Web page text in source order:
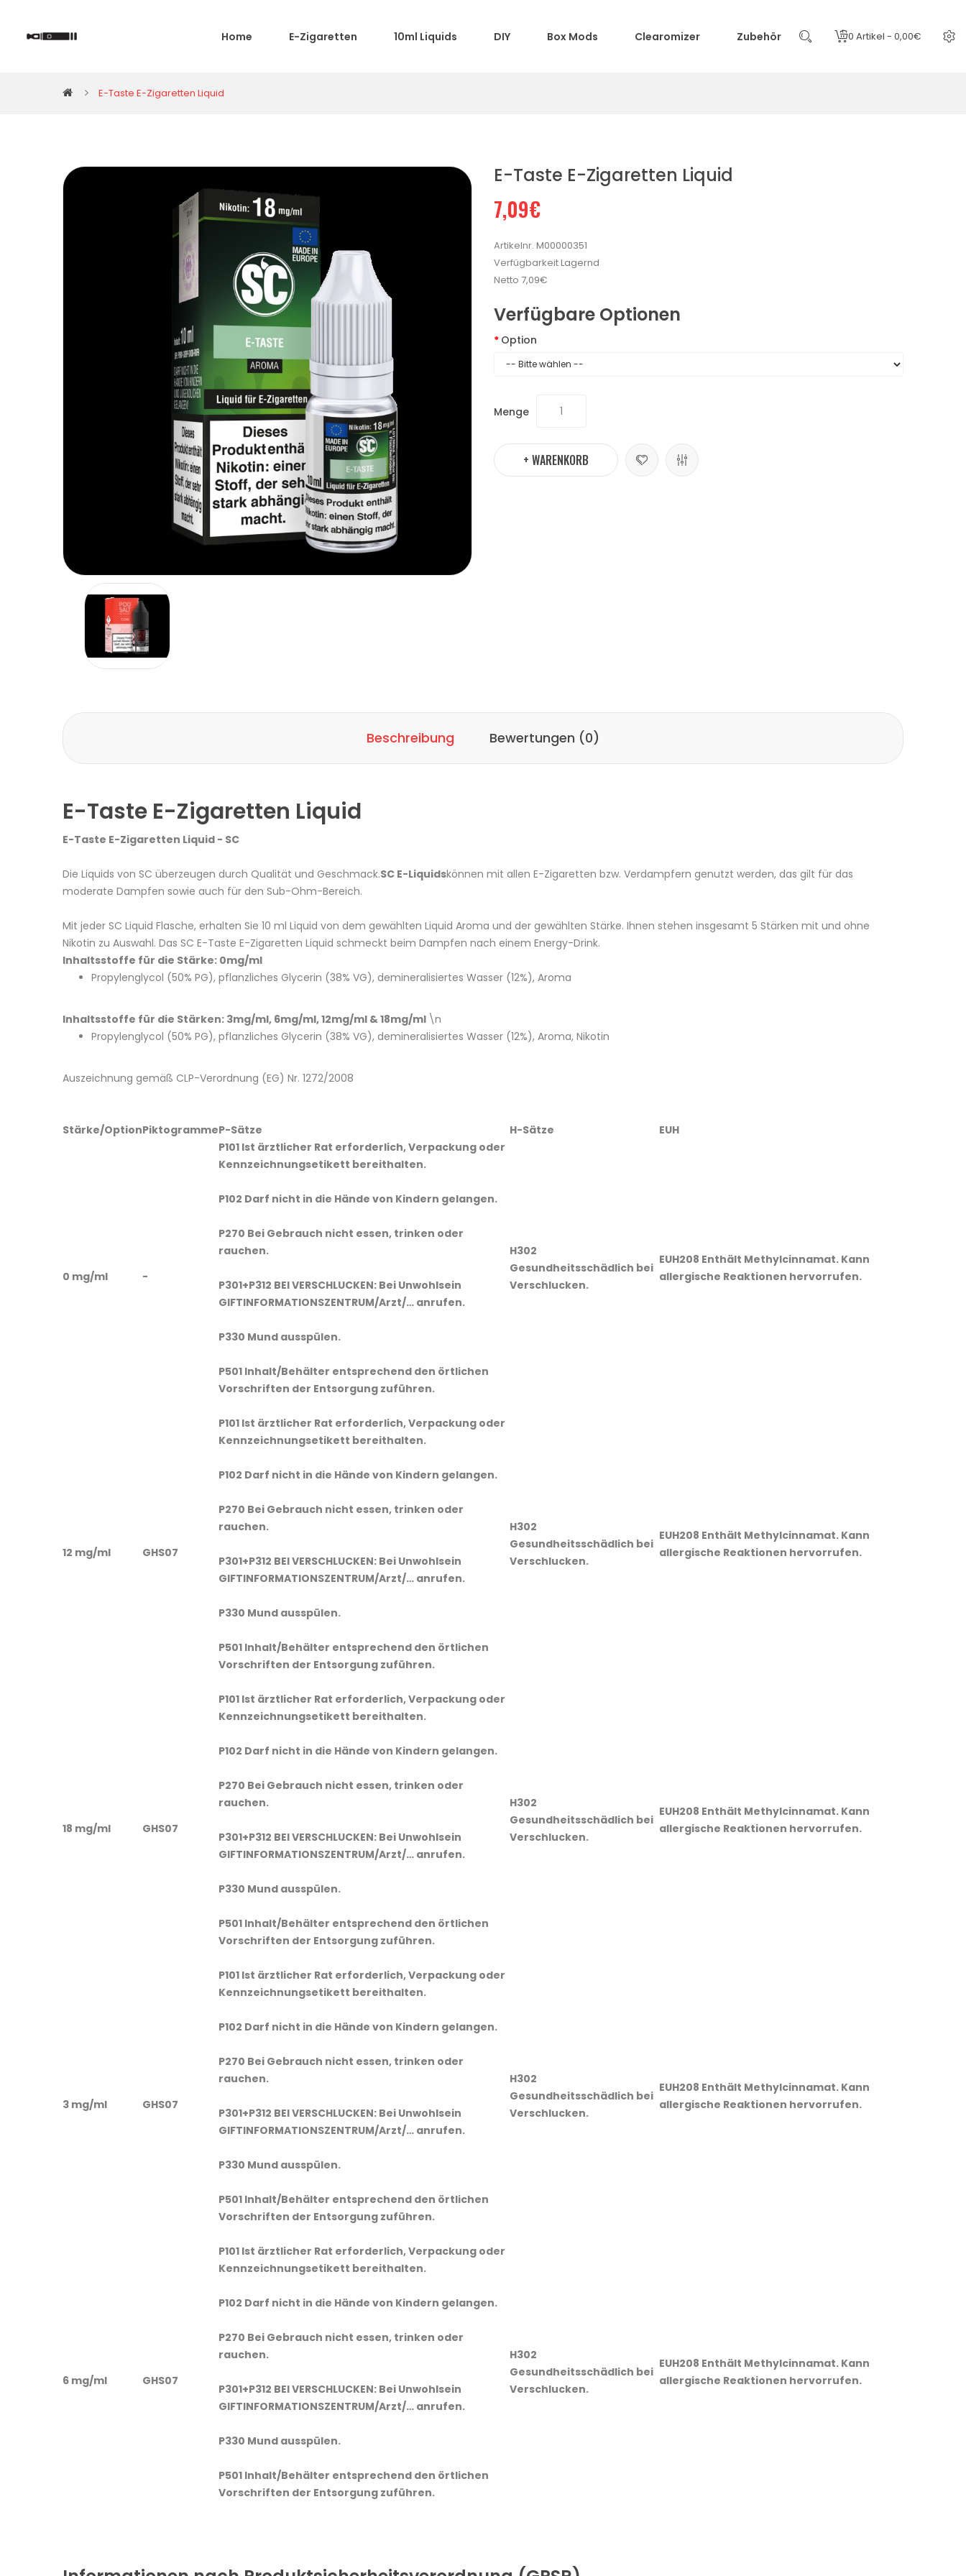
Home E-Zigaretten 10ml Liquids DIY Box Mods Clearomizer Zubehör 0 Artikel - 0,00€
E-Taste E-Zigaretten Liquid
E-Taste E-Zigaretten Liquid
7,09€
Artikelnr. M00000351
VerfügbarkeitLagernd
Netto 7,09€
Verfügbare Optionen
Option
Menge
+ WARENKORB
Beschreibung Bewertungen (0)
E-Taste E-Zigaretten Liquid
E-Taste E-Zigaretten Liquid - SC
Die Liquids von SC überzeugen durch Qualität und Geschmack.SC E-Liquidskönnen mit allen E-Zigaretten bzw. Verdampfern genutzt werden, das gilt für das
moderate Dampfen sowie auch für den Sub-Ohm-Bereich.
Mit jeder SC Liquid Flasche, erhalten Sie 10 ml Liquid von dem gewählten Liquid Aroma und der gewählten Stärke. Ihnen stehen insgesamt 5 Stärken mit und ohne
Nikotin zu Auswahl. Das SC E-Taste E-Zigaretten Liquid schmeckt beim Dampfen nach einem Energy-Drink.
Inhaltsstoffe für die Stärke: 0mg/ml
Propylenglycol (50% PG), pflanzliches Glycerin (38% VG), demineralisiertes Wasser (12%), Aroma
Inhaltsstoffe für die Stärken: 3mg/ml, 6mg/ml, 12mg/ml & 18mg/ml \n
Propylenglycol (50% PG), pflanzliches Glycerin (38% VG), demineralisiertes Wasser (12%), Aroma, Nikotin
Auszeichnung gemäß CLP-Verordnung (EG) Nr. 1272/2008
Stärke/OptionPiktogrammeP-Sätze H-Sätze EUH
0 mg/ml -
P101 Ist ärztlicher Rat erforderlich, Verpackung oder
Kennzeichnungsetikett bereithalten.
P102 Darf nicht in die Hände von Kindern gelangen.
P270 Bei Gebrauch nicht essen, trinken oder
rauchen.
P301+P312 BEI VERSCHLUCKEN: Bei Unwohlsein
GIFTINFORMATIONSZENTRUM/Arzt/… anrufen.
P330 Mund ausspülen.
P501 Inhalt/Behälter entsprechend den örtlichen
Vorschriften der Entsorgung zuführen.
H302
Gesundheitsschädlich bei
Verschlucken.
EUH208 Enthält Methylcinnamat. Kann
allergische Reaktionen hervorrufen.
12 mg/ml GHS07
P101 Ist ärztlicher Rat erforderlich, Verpackung oder
Kennzeichnungsetikett bereithalten.
P102 Darf nicht in die Hände von Kindern gelangen.
P270 Bei Gebrauch nicht essen, trinken oder
rauchen.
P301+P312 BEI VERSCHLUCKEN: Bei Unwohlsein
GIFTINFORMATIONSZENTRUM/Arzt/… anrufen.
P330 Mund ausspülen.
P501 Inhalt/Behälter entsprechend den örtlichen
Vorschriften der Entsorgung zuführen.
H302
Gesundheitsschädlich bei
Verschlucken.
EUH208 Enthält Methylcinnamat. Kann
allergische Reaktionen hervorrufen.
18 mg/ml GHS07
P101 Ist ärztlicher Rat erforderlich, Verpackung oder
Kennzeichnungsetikett bereithalten.
P102 Darf nicht in die Hände von Kindern gelangen.
P270 Bei Gebrauch nicht essen, trinken oder
rauchen.
P301+P312 BEI VERSCHLUCKEN: Bei Unwohlsein
GIFTINFORMATIONSZENTRUM/Arzt/… anrufen.
P330 Mund ausspülen.
P501 Inhalt/Behälter entsprechend den örtlichen
Vorschriften der Entsorgung zuführen.
H302
Gesundheitsschädlich bei
Verschlucken.
EUH208 Enthält Methylcinnamat. Kann
allergische Reaktionen hervorrufen.
3 mg/ml GHS07
P101 Ist ärztlicher Rat erforderlich, Verpackung oder
Kennzeichnungsetikett bereithalten.
P102 Darf nicht in die Hände von Kindern gelangen.
P270 Bei Gebrauch nicht essen, trinken oder
rauchen.
P301+P312 BEI VERSCHLUCKEN: Bei Unwohlsein
GIFTINFORMATIONSZENTRUM/Arzt/… anrufen.
P330 Mund ausspülen.
P501 Inhalt/Behälter entsprechend den örtlichen
Vorschriften der Entsorgung zuführen.
H302
Gesundheitsschädlich bei
Verschlucken.
EUH208 Enthält Methylcinnamat. Kann
allergische Reaktionen hervorrufen.
6 mg/ml GHS07
P101 Ist ärztlicher Rat erforderlich, Verpackung oder
Kennzeichnungsetikett bereithalten.
P102 Darf nicht in die Hände von Kindern gelangen.
P270 Bei Gebrauch nicht essen, trinken oder
rauchen.
P301+P312 BEI VERSCHLUCKEN: Bei Unwohlsein
GIFTINFORMATIONSZENTRUM/Arzt/… anrufen.
P330 Mund ausspülen.
P501 Inhalt/Behälter entsprechend den örtlichen
Vorschriften der Entsorgung zuführen.
H302
Gesundheitsschädlich bei
Verschlucken.
EUH208 Enthält Methylcinnamat. Kann
allergische Reaktionen hervorrufen.